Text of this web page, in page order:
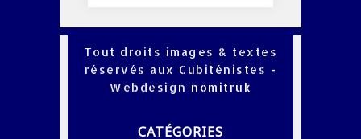
Tout droits images & textes
réservés aux Cubiténistes -
Webdesign nomitruk
CATÉGORIES